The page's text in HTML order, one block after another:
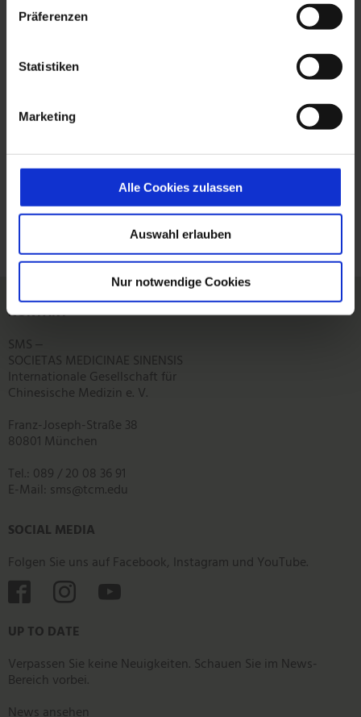
Präferenzen
Statistiken
Marketing
Alle Cookies zulassen
Auswahl erlauben
Nur notwendige Cookies
Der Schutz Ihrer Daten ist uns wichtig!
ZURÜCK
KONTAKT
SMS ‒
SOCIETAS MEDICINAE SINENSIS
Internationale Gesellschaft für
Chinesische Medizin e. V.
Franz-Joseph-Straße 38
80801 München
Tel.: 089 / 20 08 36 91
E-Mail: sms@tcm.edu
SOCIAL MEDIA
Folgen Sie uns auf Facebook, Instagram und YouTube.
  
UP TO DATE
Verpassen Sie keine Neuigkeiten. Schauen Sie im News-
Bereich vorbei.